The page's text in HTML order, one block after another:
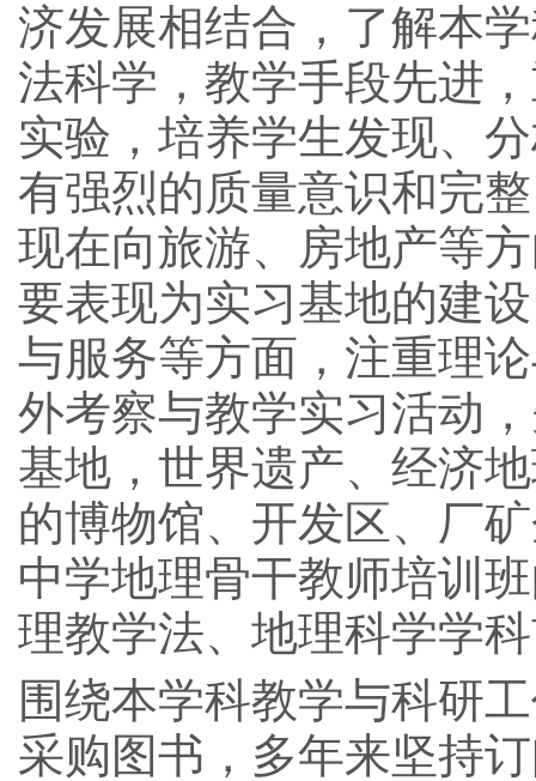
济发展相结合，了解本
法科学，教学手段先进
实验，培养学生发现、
有强烈的质量意识和完
现在向旅游、房地产等
要表现为实习基地的建
与服务等方面，注重理
外考察与教学实习活动
基地，世界遗产、经济
的博物馆、开发区、厂
中学地理骨干教师培训
理教学法、地理科学学
围绕本学科教学与科研
采购图书，多年来坚持